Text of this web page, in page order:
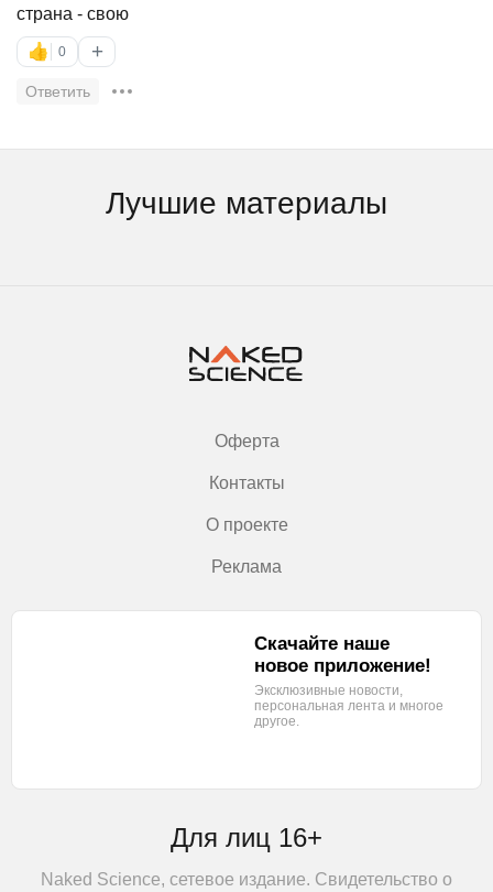
страна - свою
👍 0 +
Ответить
Лучшие материалы
Оферта
Контакты
О проекте
Реклама
Для лиц 16+
Naked Science, сетевое издание. Свидетельство о
Скачайте наше
новое приложение!
Эксклюзивные новости,
персональная лента и многое
другое.